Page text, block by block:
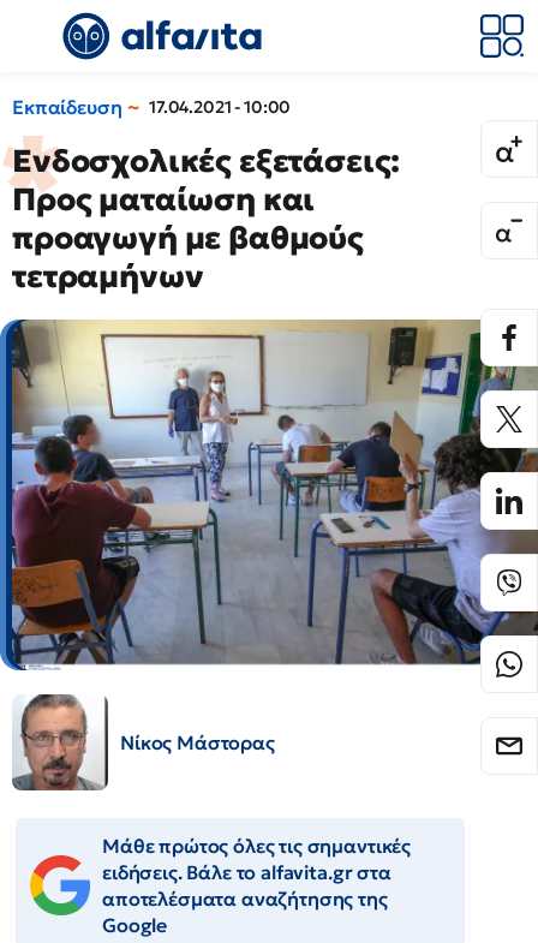
Εκπαίδευση 17.04.2021 - 10:00
Ενδοσχολικές εξετάσεις:
Προς ματαίωση και
προαγωγή με βαθμούς
τετραμήνων
Νίκος Μάστορας
Μάθε πρώτος όλες τις σημαντικές
ειδήσεις. Βάλε το alfavita.gr στα
αποτελέσματα αναζήτησης της
Google